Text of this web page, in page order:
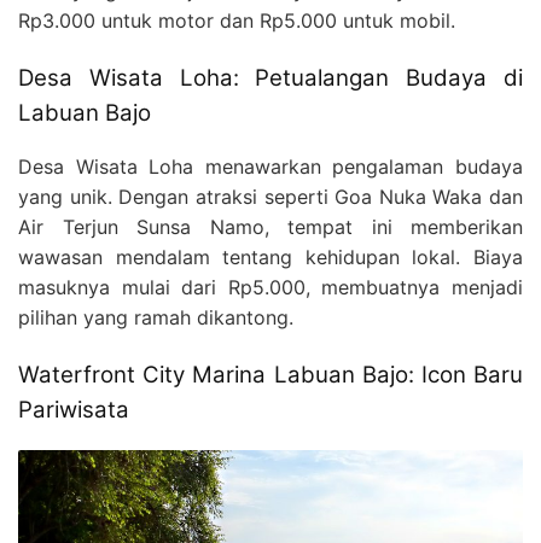
Rp3.000 untuk motor dan Rp5.000 untuk mobil.
Desa Wisata Loha: Petualangan Budaya di
Labuan Bajo
Desa Wisata Loha menawarkan pengalaman budaya
yang unik. Dengan atraksi seperti Goa Nuka Waka dan
Air Terjun Sunsa Namo, tempat ini memberikan
wawasan mendalam tentang kehidupan lokal. Biaya
masuknya mulai dari Rp5.000, membuatnya menjadi
pilihan yang ramah dikantong.
Waterfront City Marina Labuan Bajo: Icon Baru
Pariwisata